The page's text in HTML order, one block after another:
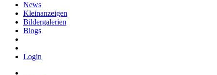
News
Kleinanzeigen
Bildergalerien
Blogs
Login